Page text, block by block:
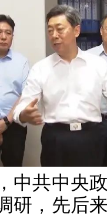
共中央政
研，先后